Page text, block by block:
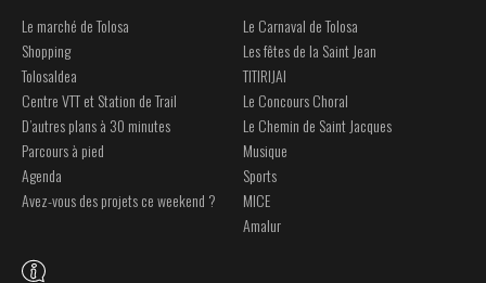
Le marché de Tolosa
Shopping
Tolosaldea
Centre VTT et Station de Trail
D’autres plans à 30 minutes
Parcours à pied
Agenda
Avez-vous des projets ce weekend ?
Le Carnaval de Tolosa
Les fêtes de la Saint Jean
TITIRIJAI
Le Concours Choral
Le Chemin de Saint Jacques
Musique
Sports
MICE
Amalur